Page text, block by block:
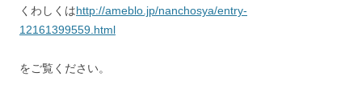
くわしくはhttp://ameblo.jp/nanchosya/entry-
12161399559.html
をご覧ください。